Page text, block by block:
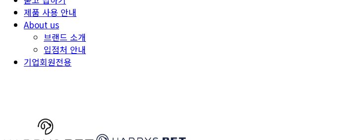
제품 사용 안내
About us
브랜드 소개
입점처 안내
기업회원전용